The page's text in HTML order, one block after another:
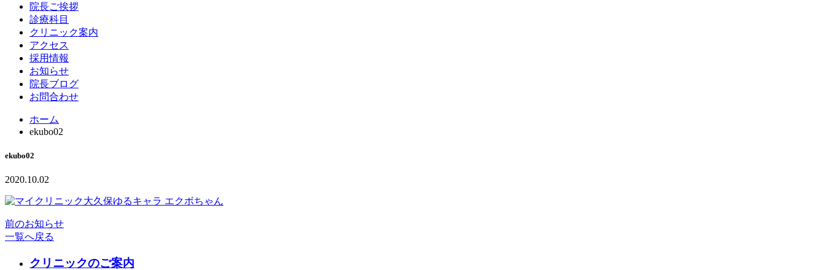
院長ご挨拶
診療科目
クリニック案内
アクセス
採用情報
お知らせ
院長ブログ
お問合わせ
ホーム
ekubo02
ekubo02
2020.10.02
前のお知らせ
一覧へ戻る
クリニックのご案内